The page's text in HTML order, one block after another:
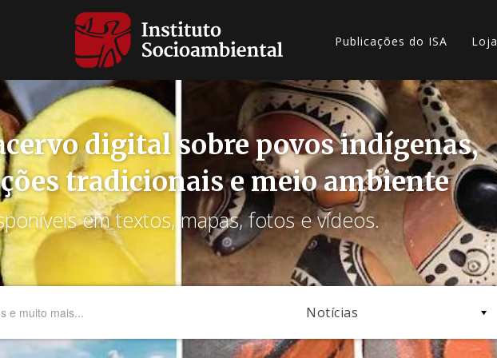
Publicações do ISA Loja
digital sobre povos indígenas,
tradicionais e meio ambiente
em textos, mapas, fotos e vídeos.
Notícias